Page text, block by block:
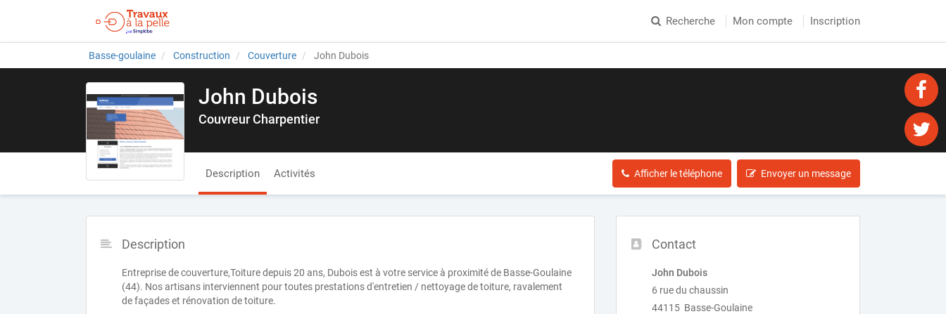
Recherche Mon compte Inscription
Basse-goulaine Construction Couverture John Dubois
John Dubois
Couvreur Charpentier
Description Activités Afficher le téléphone Envoyer un message
Contact
John Dubois
6 rue du chaussin
44115 Basse-Goulaine
Description
Entreprise de couverture,Toiture depuis 20 ans, Dubois est à votre service à proximité de Basse-Goulaine
(44). Nos artisans interviennent pour toutes prestations d'entretien / nettoyage de toiture, ravalement
de façades et rénovation de toiture.